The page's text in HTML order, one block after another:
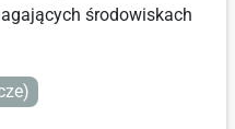
środowiskach